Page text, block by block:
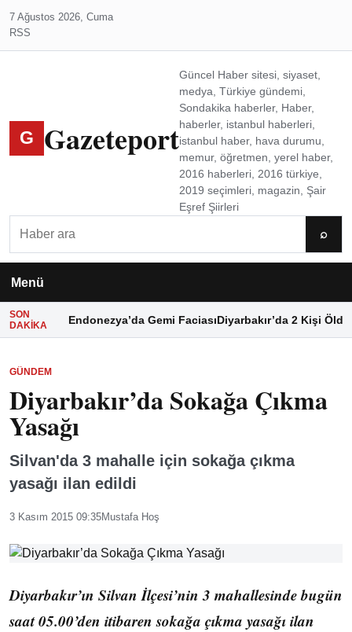
7 Ağustos 2026, Cuma
RSS
G Gazeteport
Güncel Haber sitesi, siyaset,
medya, Türkiye gündemi,
Sondakika haberler, Haber,
haberler, istanbul haberleri,
istanbul haber, hava durumu,
memur, öğretmen, yerel haber,
2016 haberleri, 2016 türkiye,
2019 seçimleri, magazin, Şair
Eşref Şiirleri
⌕
Menü
SON
DAKIKA
Endonezya’da Gemi FaciasıDiyarbakır’da 2 Kişi Öldü
GÜNDEM
Diyarbakır’da Sokağa Çıkma
Yasağı
Silvan'da 3 mahalle için sokağa çıkma
yasağı ilan edildi
3 Kasım 2015 09:35Mustafa Hoş
Diyarbakır’ın Silvan İlçesi’nin 3 mahallesinde bugün
saat 05.00’den itibaren sokağa çıkma yasağı ilan